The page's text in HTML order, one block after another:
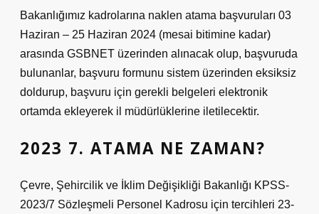
Bakanlığımız kadrolarına naklen atama başvuruları 03
Haziran – 25 Haziran 2024 (mesai bitimine kadar)
arasında GSBNET üzerinden alınacak olup, başvuruda
bulunanlar, başvuru formunu sistem üzerinden eksiksiz
doldurup, başvuru için gerekli belgeleri elektronik
ortamda ekleyerek il müdürlüklerine iletilecektir.
2023 7. ATAMA NE ZAMAN?
Çevre, Şehircilik ve İklim Değişikliği Bakanlığı KPSS-
2023/7 Sözleşmeli Personel Kadrosu için tercihleri ​​23-